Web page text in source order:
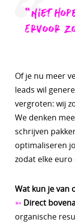
“Niet
Ervoor
Of je nu meer
leads wil
vergroten: wij
We denken
schrijven
optimaliseren
zodat elke
Wat kun je van
➳ Direct
organische